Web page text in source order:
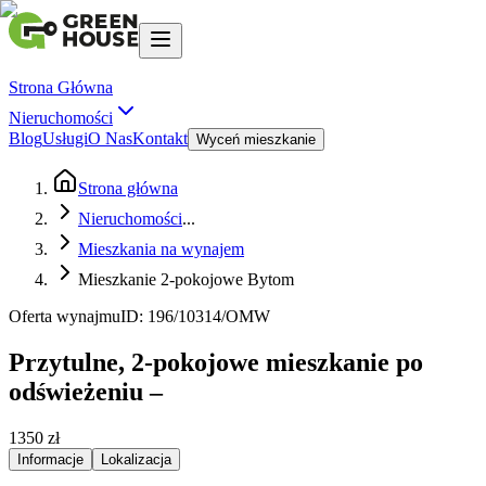
Strona Główna
Nieruchomości
BlogUsługiO NasKontakt Wyceń mieszkanie
Strona główna
Nieruchomości...
Mieszkania na wynajem
Mieszkanie 2-pokojowe Bytom
Oferta wynajmuID: 196/10314/OMW
Przytulne, 2-pokojowe mieszkanie po
odświeżeniu –
1350 zł
Informacje Lokalizacja